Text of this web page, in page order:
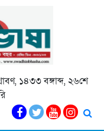
১৪৩৩ বঙ্গাব্দ, ২৬শে